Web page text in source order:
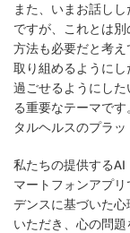
また、いまお話し
ですが、これとは
方法も必要だと考
取り組めるように
過ごせるようにし
る重要なテーマで
タルヘルスのプラッ
私たちの提供する
マートフォンアプ
デンスに基づいた
いただき、心の問